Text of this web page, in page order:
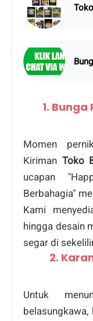
1.
Momen
Kiriman Toko
ucapan
Berbahagia"
Kami
hingga desain
segar di
2.
Untuk